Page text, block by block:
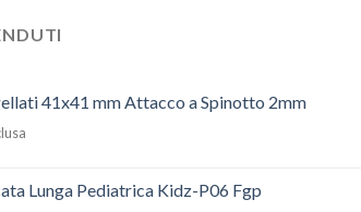
41x41 mm Attacco a Spinotto 2mm
Lunga Pediatrica Kidz-P06 Fgp